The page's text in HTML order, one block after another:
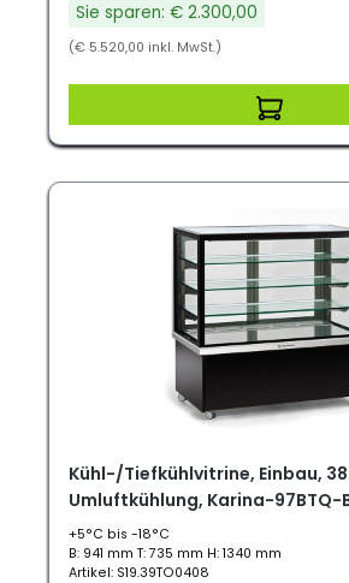
Sie sparen: € 2.300,00
(€ 5.520,00 inkl. MwSt.)
Kühl-/Tiefkühlvitrine, Einbau,
Umluftkühlung, Karina-97BTQ-
+5°C bis -18°C
B: 941 mm T: 735 mm H: 1340 mm
Artikel: S19.39TO0408